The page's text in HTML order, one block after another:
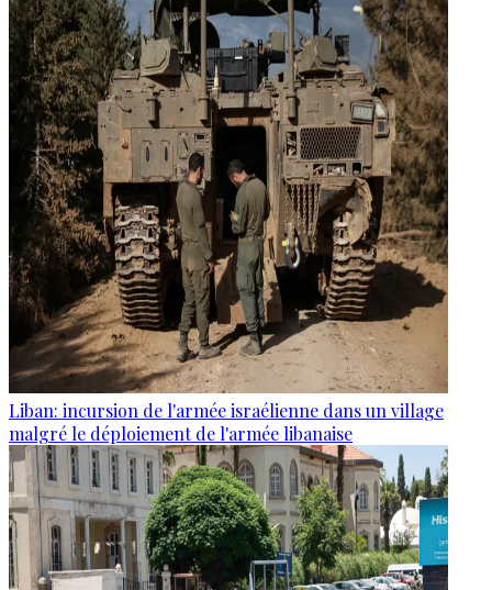
Liban: incursion de l'armée israélienne dans un village
malgré le déploiement de l'armée libanaise